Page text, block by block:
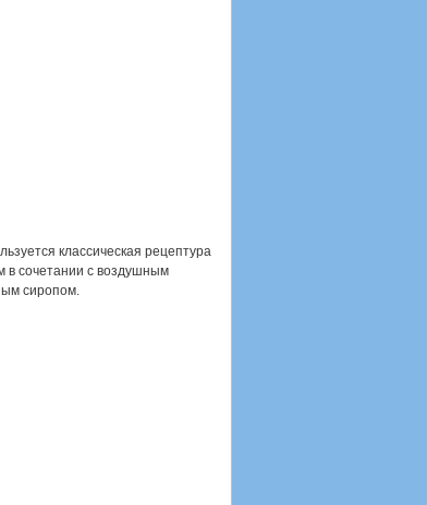
классическая рецептура
в сочетании с воздушным
сиропом.